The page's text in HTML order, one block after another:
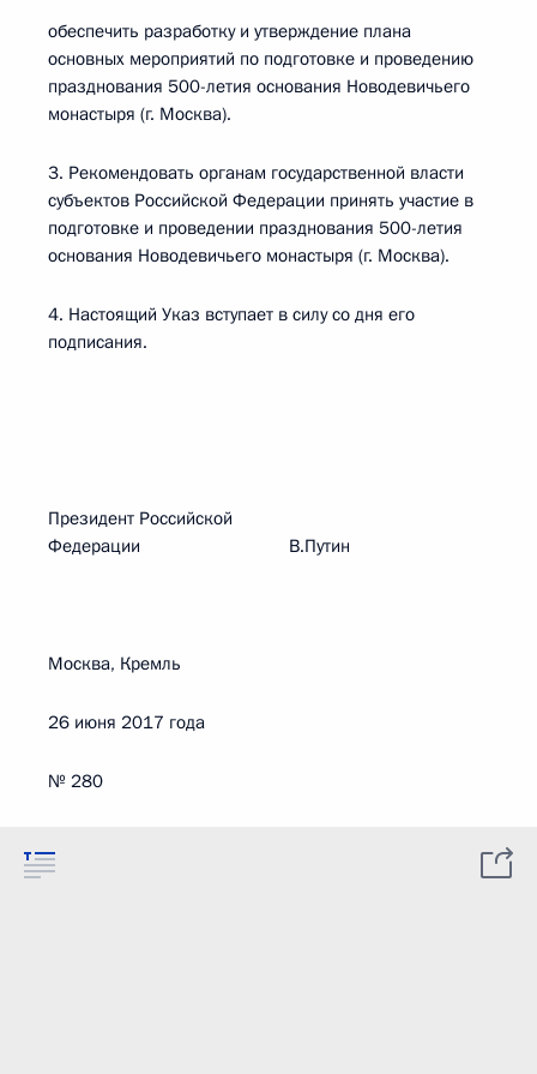
обеспечить разработку и утверждение плана
основных мероприятий по подготовке и проведению
празднования 500-летия основания Новодевичьего
монастыря (г. Москва).
3. Рекомендовать органам государственной власти
субъектов Российской Федерации принять участие в
подготовке и проведении празднования 500-летия
основания Новодевичьего монастыря (г. Москва).
4. Настоящий Указ вступает в силу со дня его
подписания.
Президент Российской
Федерации В.Путин
Москва, Кремль
26 июня 2017 года
№ 280